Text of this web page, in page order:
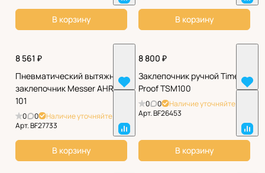
В корзину В корзину
8 561 ₽
Пневматический вытяжной
заклепочник Messer AHR-
101
0 0
Наличие уточняйте
Арт.BF27733
В корзину
8 800 ₽
Заклепочник ручной Time-
Proof TSM100
0 0
Наличие уточняйте
Арт.BF26453
В корзину